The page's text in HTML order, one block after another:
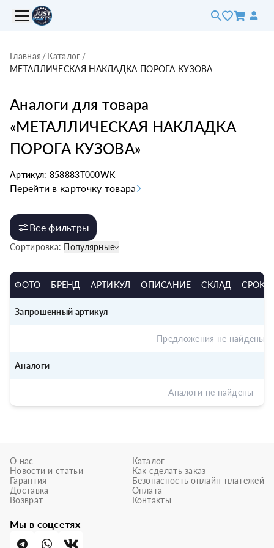
Главная /Каталог /
МЕТАЛЛИЧЕСКАЯ НАКЛАДКА ПОРОГА КУЗОВА
Аналоги для товара
«МЕТАЛЛИЧЕСКАЯ НАКЛАДКА
ПОРОГА КУЗОВА»
Артикул: 858883T000WK
Перейти в карточку товара
Все фильтры
Сортировка: Популярные
ФОТО БРЕНД АРТИКУЛ ОПИСАНИЕ СКЛАД СРОК
Запрошенный артикул
Предложения не найдены
Аналоги
Аналоги не найдены
О нас
Новости и статьи
Гарантия
Доставка
Возврат
Каталог
Как сделать заказ
Безопасность онлайн-платежей
Оплата
Контакты
Мы в соцсетях